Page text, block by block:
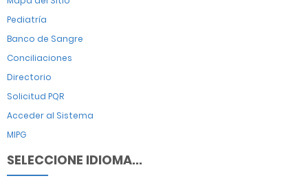
Pediatría
Banco de Sangre
Conciliaciones
Directorio
Solicitud PQR
Acceder al Sistema
MIPG
SELECCIONE IDIOMA...